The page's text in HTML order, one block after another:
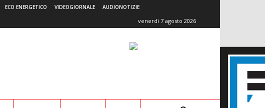
ECO ENERGETICO VIDEOGIORNALE AUDIONOTIZIE
venerdì 7 agosto 2026